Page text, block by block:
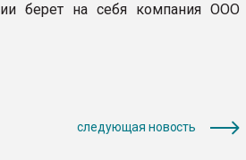
берет на себя компания ООО
следующая новость